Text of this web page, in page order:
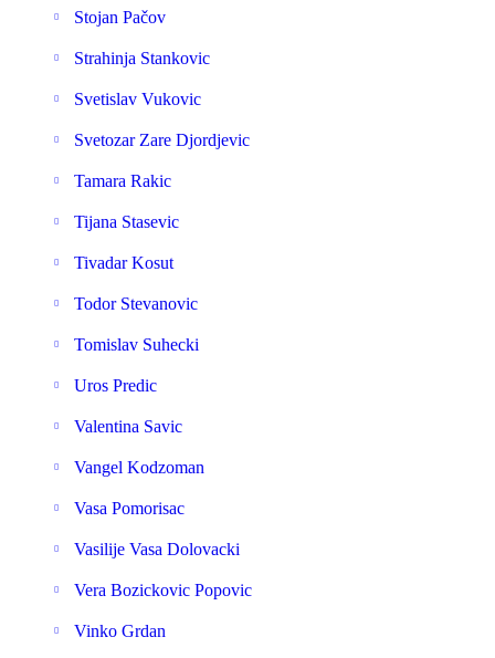
Stojan Pačov
Strahinja Stankovic
Svetislav Vukovic
Svetozar Zare Djordjevic
Tamara Rakic
Tijana Stasevic
Tivadar Kosut
Todor Stevanovic
Tomislav Suhecki
Uros Predic
Valentina Savic
Vangel Kodzoman
Vasa Pomorisac
Vasilije Vasa Dolovacki
Vera Bozickovic Popovic
Vinko Grdan